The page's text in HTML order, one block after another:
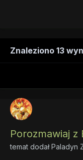
Znaleziono 13
Porozmawiaj z
temat dodałPaladyn